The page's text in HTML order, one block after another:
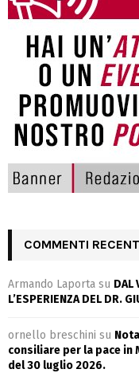
COMMENTI
Armando Laporta su DAL
L’ESPERIENZA DEL DR.
ornello breschini su
consiliare per la pace
del 30 luglio 2026.